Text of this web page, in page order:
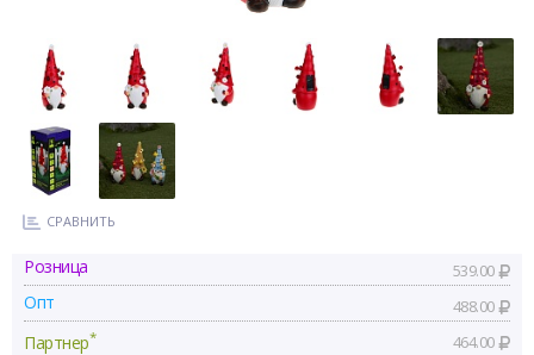
СРАВНИТЬ
Розница 539.00
Опт 488.00
Партнер* 464.00